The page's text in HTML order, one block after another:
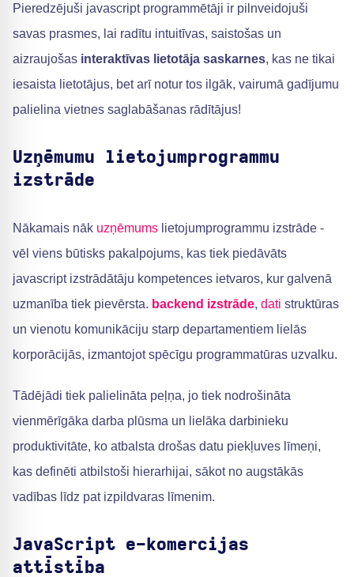
Pieredzējuši javascript programmētāji ir pilnveidojuši
savas prasmes, lai radītu intuitīvas, saistošas un
aizraujošas interaktīvas lietotāja saskarnes, kas ne tikai
iesaista lietotājus, bet arī notur tos ilgāk, vairumā gadījumu
palielina vietnes saglabāšanas rādītājus!
Uzņēmumu lietojumprogrammu
izstrāde
Nākamais nāk uzņēmums lietojumprogrammu izstrāde -
vēl viens būtisks pakalpojums, kas tiek piedāvāts
javascript izstrādātāju kompetences ietvaros, kur galvenā
uzmanība tiek pievērsta. backend izstrāde, dati struktūras
un vienotu komunikāciju starp departamentiem lielās
korporācijās, izmantojot spēcīgu programmatūras uzvalku.
Tādējādi tiek palielināta peļņa, jo tiek nodrošināta
vienmērīgāka darba plūsma un lielāka darbinieku
produktivitāte, ko atbalsta drošas datu piekļuves līmeņi,
kas definēti atbilstoši hierarhijai, sākot no augstākās
vadības līdz pat izpildvaras līmenim.
JavaScript e-komercijas
attīstība